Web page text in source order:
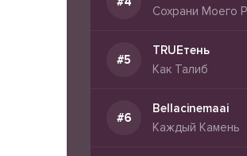
Сохрани Моего
TRUEтень
Как Талиб
Bellacinemaai
Каждый Камень